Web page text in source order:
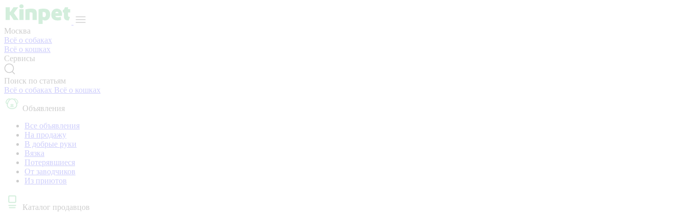
Москва
Всё о собаках
Всё о кошках
Сервисы
Поиск по статьям
Всё о собаках Всё о кошках
Объявления
Все объявления
На продажу
В добрые руки
Вязка
Потерявшиеся
От заводчиков
Из приютов
Каталог продавцов